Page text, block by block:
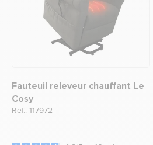
Fauteuil releveur chauffant Le
Cosy
Ref.: 117972